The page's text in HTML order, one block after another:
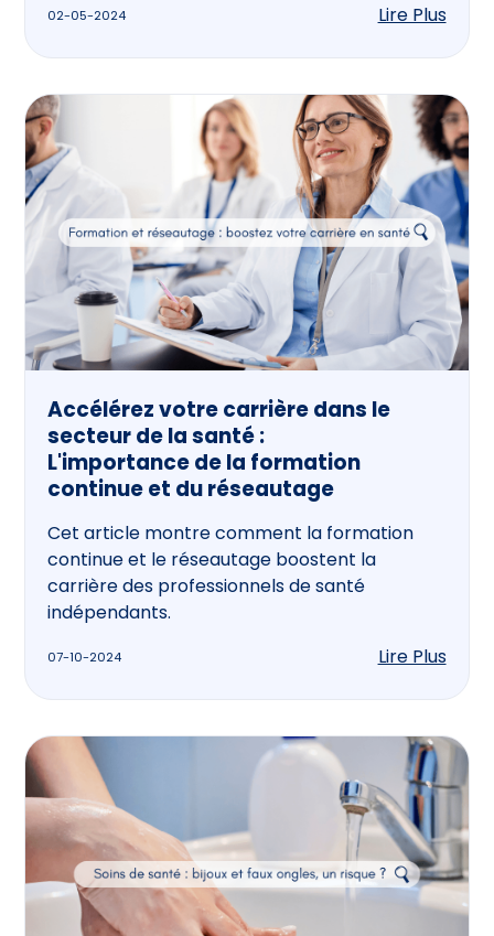
02-05-2024 Lire Plus
Accélérez votre carrière dans le
secteur de la santé :
L'importance de la formation
continue et du réseautage
Cet article montre comment la formation
continue et le réseautage boostent la
carrière des professionnels de santé
indépendants.
07-10-2024 Lire Plus